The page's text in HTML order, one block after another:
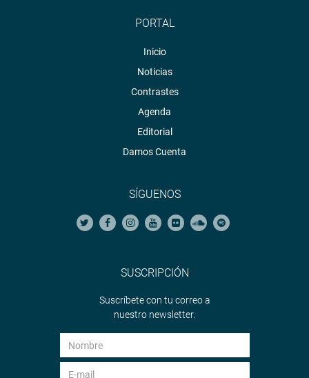
PORTAL
Inicio
Noticias
Contrastes
Agenda
Editorial
Damos Cuenta
SÍGUENOS
SUSCRIPCIÓN
Suscríbete con tu correo a
nuestro newsletter.